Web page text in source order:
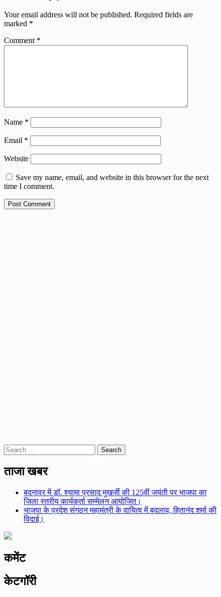
Your email address will not be published. Required fields are
marked *
Comment *
Name *
Email *
Website
Save my name, email, and website in this browser for the next
time I comment.
Search
for:
ताजा खबर
बदनावर में डॉ. श्यामा प्रसाद मुखर्जी की 125वीं जयंती पर भाजपा का
जिला स्तरीय कार्यकर्ता सम्मेलन आयोजित।
भाजपा के प्रदेश संगठन महामंत्री के दायित्व में बदलाव, हितानंद शर्मा की
विदाई।
कमेंट
केटगॉरी